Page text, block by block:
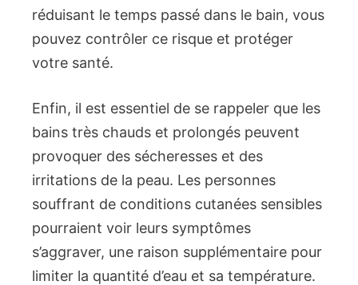
réduisant le temps passé dans le bain, vous
pouvez contrôler ce risque et protéger
votre santé.
Enfin, il est essentiel de se rappeler que les
bains très chauds et prolongés peuvent
provoquer des sécheresses et des
irritations de la peau. Les personnes
souffrant de conditions cutanées sensibles
pourraient voir leurs symptômes
s’aggraver, une raison supplémentaire pour
limiter la quantité d’eau et sa température.